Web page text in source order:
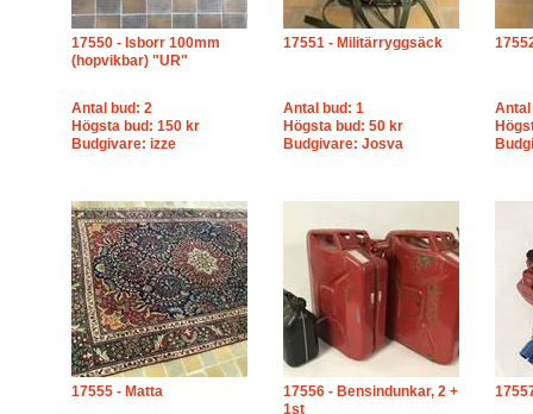
17550 - Isborr 100mm
(hopvikbar) "UR"
Antal bud: 2
Högsta bud: 150 kr
Budgivare: izze
17551 - Militärryggsäck
Antal bud: 1
Högsta bud: 50 kr
Budgivare: Josva
Antal
17555 - Matta
17556 - Bensindunkar, 2 +
1st